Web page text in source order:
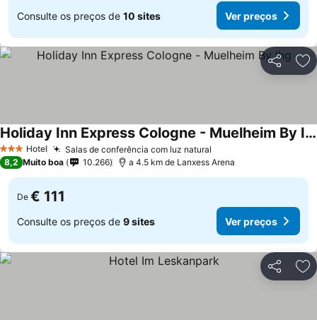
Consulte os preços de 10 sites Ver preços
Partilhar
3 EstrelasHotel Salas de conferência com luz natural
Holiday Inn Express Cologne - Muelheim By Ihg
8,2 Muito boa 10.266 a 4.5 km de Lanxess Arena
De € 111
Consulte os preços de 9 sites Ver preços
Partilhar